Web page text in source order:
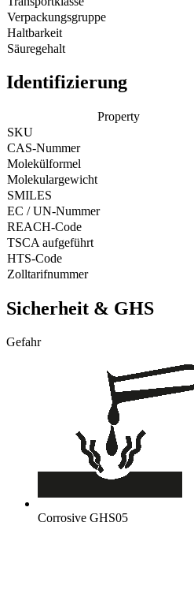
Verpackungsgruppe
Haltbarkeit
Säuregehalt
Identifizierung
Property
SKU
CAS-Nummer
Molekülformel
Molekulargewicht
SMILES
EC / UN-Nummer
REACH-Code
TSCA aufgeführt
HTS-Code
Zolltarifnummer
Sicherheit & GHS
Gefahr
Corrosive GHS05